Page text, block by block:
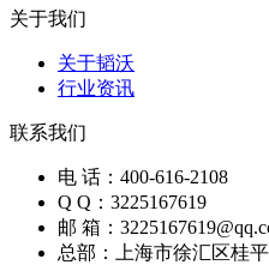
关于我们
关于韬沃
行业资讯
联系我们
电 话：400-616-2108
Q Q：3225167619
邮 箱：
总部：上海市徐汇区桂